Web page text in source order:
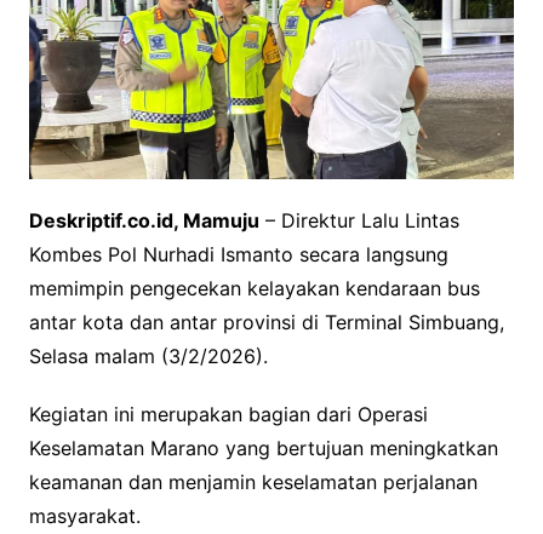
Deskriptif.co.id, Mamuju – Direktur Lalu Lintas
Kombes Pol Nurhadi Ismanto secara langsung
memimpin pengecekan kelayakan kendaraan bus
antar kota dan antar provinsi di Terminal Simbuang,
Selasa malam (3/2/2026).
Kegiatan ini merupakan bagian dari Operasi
Keselamatan Marano yang bertujuan meningkatkan
keamanan dan menjamin keselamatan perjalanan
masyarakat.